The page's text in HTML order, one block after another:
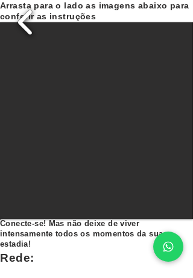
Arrasta para o lado as imagens abaixo para
conferir as instruções
Conecte-se! Mas não deixe de viver
intensamente todos os momentos da sua
estadia!
Rede: